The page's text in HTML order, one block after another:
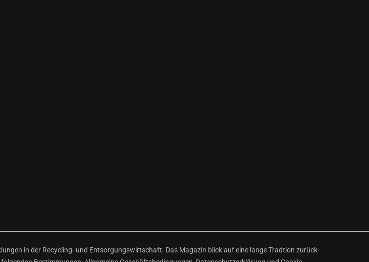
in der Recycling- und Entsorgungswirtschaft. Das Magazin blick auf eine lange Tradtion zurück